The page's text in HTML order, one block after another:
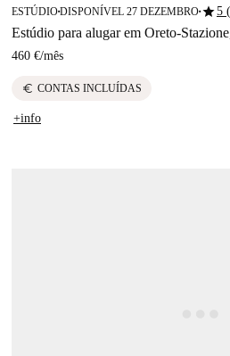
ESTÚDIO■DISPONÍVEL 27 DEZEMBRO■star5
Estúdio para alugar em Oreto-
460 €/mês
euro CONTAS INCLUÍDAS
+info